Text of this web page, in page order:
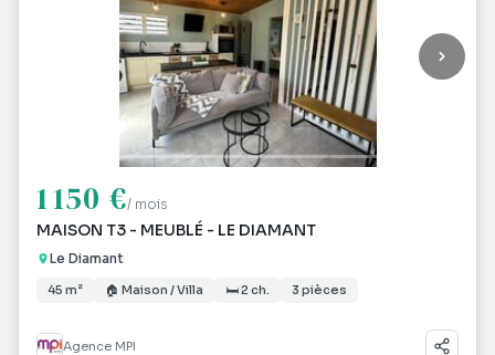
1 150 €/ mois
MAISON T3 - MEUBLÉ - LE DIAMANT
Le Diamant
45 m² 🏠 Maison / Villa 🛏 2 ch. 3 pièces
Agence MPI